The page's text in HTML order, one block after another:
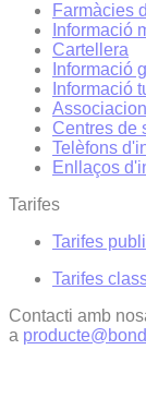
Farmàcies
Informació
Cartellera
Informació
Informació
Centres de
Telèfons
Enllaços
Tarifes
Tarifes
Tarifes
Contacti amb
a